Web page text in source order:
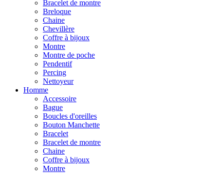
Bracelet de montre
Breloque
Chaine
Chevillère
Coffre à bijoux
Montre
Montre de poche
Pendentif
Percing
Nettoyeur
Homme
Accessoire
Bague
Boucles d'oreilles
Bouton Manchette
Bracelet
Bracelet de montre
Chaine
Coffre à bijoux
Montre